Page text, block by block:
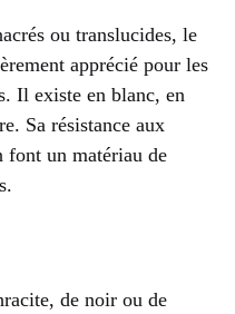
ou translucides, le
apprécié pour les
Il existe en blanc, en
Sa résistance aux
font un matériau de
de noir ou de